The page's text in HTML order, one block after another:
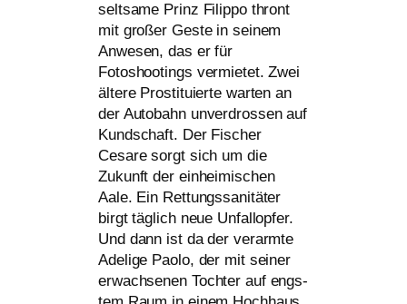
selt­sa­me Prinz Filippo thront
mit gro­ßer Geste in sei­nem
Anwesen, das er für
Fotoshootings ver­mie­tet. Zwei
älte­re Prostituierte war­ten an
der Autobahn unver­dros­sen auf
Kundschaft. Der Fischer
Cesare sorgt sich um die
Zukunft der ein­hei­mi­schen
Aale. Ein Rettungssanitäter
birgt täg­lich neue Unfallopfer.
Und dann ist da der ver­arm­te
Adelige Paolo, der mit sei­ner
erwach­se­nen Tochter auf engs­